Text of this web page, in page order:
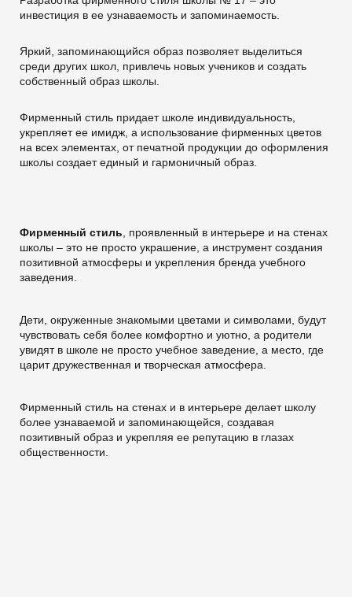
инвестиция в ее узнаваемость и запоминаемость.
Яркий, запоминающийся образ позволяет выделиться
среди других школ, привлечь новых учеников и создать
собственный образ школы.
Фирменный стиль придает школе индивидуальность,
укрепляет ее имидж, а использование фирменных цветов
на всех элементах, от печатной продукции до оформления
школы создает единый и гармоничный образ.
Фирменный стиль , проявленный в интерьере и на стенах
школы – это не просто украшение, а инструмент создания
позитивной атмосферы и укрепления бренда учебного
заведения.
Дети, окруженные знакомыми цветами и символами, будут
чувствовать себя более комфортно и уютно, а родители
увидят в школе не просто учебное заведение, а место, где
царит дружественная и творческая атмосфера.
Фирменный стиль на стенах и в интерьере делает школу
более узнаваемой и запоминающейся, создавая
позитивный образ и укрепляя ее репутацию в глазах
общественности.